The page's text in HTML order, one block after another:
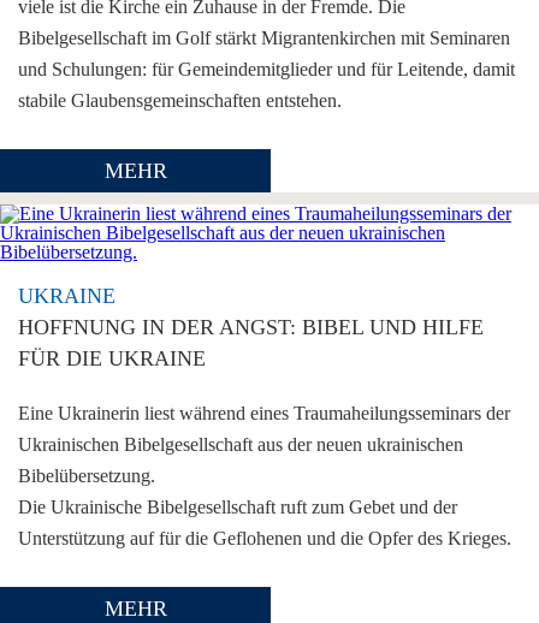
viele ist die Kirche ein Zuhause in der Fremde. Die
Bibelgesellschaft im Golf stärkt Migrantenkirchen mit Seminaren
und Schulungen: für Gemeindemitglieder und für Leitende, damit
stabile Glaubensgemeinschaften entstehen.
MEHR
UKRAINE
HOFFNUNG IN DER ANGST: BIBEL UND HILFE
FÜR DIE UKRAINE
Eine Ukrainerin liest während eines Traumaheilungsseminars der
Ukrainischen Bibelgesellschaft aus der neuen ukrainischen
Bibelübersetzung.
Die Ukrainische Bibelgesellschaft ruft zum Gebet und der
Unterstützung auf für die Geflohenen und die Opfer des Krieges.
MEHR